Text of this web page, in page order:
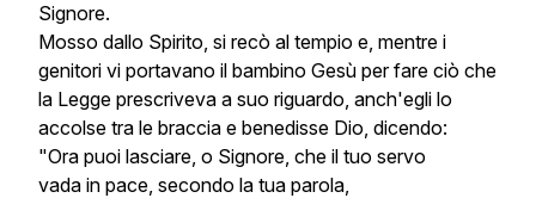
Signore.
Mosso dallo Spirito, si recò al tempio e, mentre i
genitori vi portavano il bambino Gesù per fare ciò che
la Legge prescriveva a suo riguardo, anch'egli lo
accolse tra le braccia e benedisse Dio, dicendo:
"Ora puoi lasciare, o Signore, che il tuo servo
vada in pace, secondo la tua parola,